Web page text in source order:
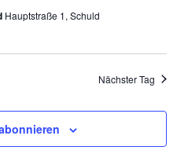
Hauptstraße 1, Schuld
Nächster Tag